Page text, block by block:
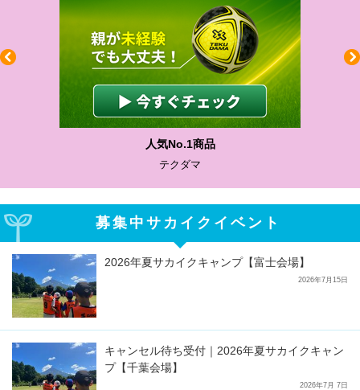
人気No.1商品
テクダマ
募集中サカイクイベント
2026年夏サカイクキャンプ【富士会場】
2026年7月15日
キャンセル待ち受付｜2026年夏サカイクキャン
プ【千葉会場】
2026年7月 7日